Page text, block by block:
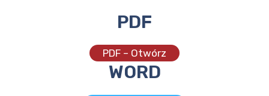
PDF
PDF – Otwórz
WORD